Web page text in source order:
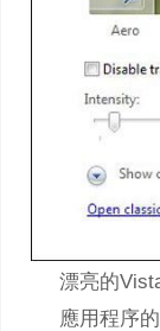
漂亮的
應用程序